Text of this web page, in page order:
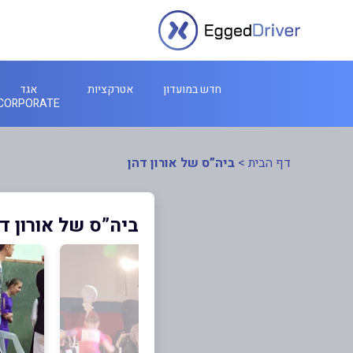
חדש במועדון אטרקציות
אגד
דף הבית > ביה”ס של אורון דהן
ביה”ס של אורון